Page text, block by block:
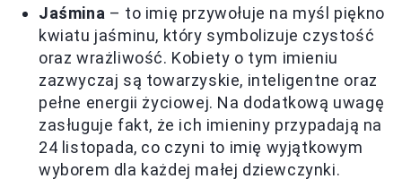
Jaśmina – to imię przywołuje na myśl piękno
kwiatu jaśminu, który symbolizuje czystość
oraz wrażliwość. Kobiety o tym imieniu
zazwyczaj są towarzyskie, inteligentne oraz
pełne energii życiowej. Na dodatkową uwagę
zasługuje fakt, że ich imieniny przypadają na
24 listopada, co czyni to imię wyjątkowym
wyborem dla każdej małej dziewczynki.